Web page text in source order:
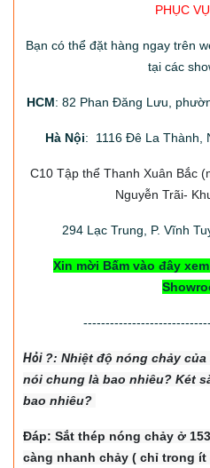
PHỤC VỤ
Bạn có thể đặt hàng ngay trên
tại các
HCM: 82 Phan Đăng Lưu,
Hà Nội: 1116 Đê La Thành,
C10 Tập thể Thanh Xuân Bắc
Nguyễn Trãi-
294Lạc Trung, P. Vĩnh
Xin mời Bấm vào đây
Hỏi ?: Nhiệt độ nóng chảy của
nói chung là bao nhiêu? Két
bao nhiêu?
Đáp: Sắt thép nóng chảy ở
càng nhanh chảy ( chỉ trong